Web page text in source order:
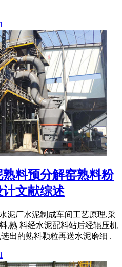
熟料预分解窑熟料粉
文献综述
泥厂水泥制成车间工艺原理,采
,熟 料经水泥配料站后经辊压机
出的熟料颗粒再送水泥磨细 .